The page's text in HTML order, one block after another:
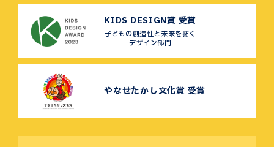
KIDS DESIGN賞 受賞
子どもの創造性と未来を拓く
デザイン部門
やなせたかし文化賞 受賞